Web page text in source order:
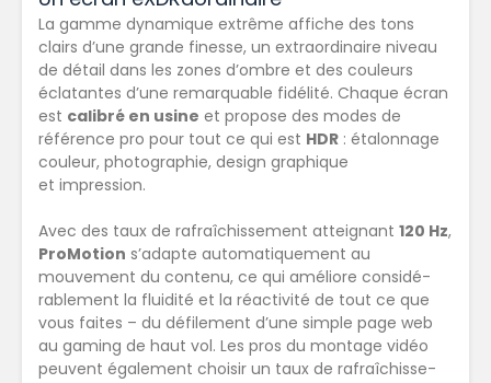
La gamme dynamique extrême affiche des tons
clairs d’une grande finesse, un extra­ordinaire niveau
de détail dans les zones d’ombre et des couleurs
éclatantes d’une remarquable fidélité. Chaque écran
est calibré en usine et propose des modes de
référence pro pour tout ce qui est HDR : étalonnage
couleur, photographie, design graphique
et impression.
Avec des taux de rafraîchissement atteignant 120 Hz,
ProMotion s’adapte automati­quement au
mouvement du contenu, ce qui améliore considé­
rablement la fluidité et la réactivité de tout ce que
vous faites – du défilement d’une simple page web
au gaming de haut vol. Les pros du montage vidéo
peuvent également choisir un taux de rafraî­­chisse­